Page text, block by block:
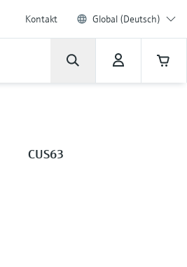
Kontakt Global (Deutsch)
CUS63